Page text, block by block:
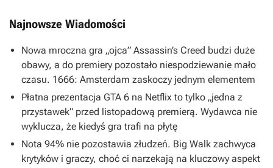
Najnowsze Wiadomości
Nowa mroczna gra „ojca” Assassin’s Creed budzi duże
obawy, a do premiery pozostało niespodziewanie mało
czasu. 1666: Amsterdam zaskoczy jednym elementem
Płatna prezentacja GTA 6 na Netflix to tylko „jedna z
przystawek” przed listopadową premierą. Wydawca nie
wyklucza, że kiedyś gra trafi na płytę
Nota 94% nie pozostawia złudzeń. Big Walk zachwyca
krytyków i graczy, choć ci narzekają na kluczowy aspekt